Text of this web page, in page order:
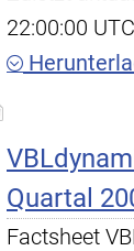
22:00:00
Quartal
Factsheet